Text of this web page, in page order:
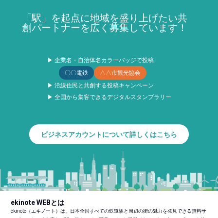
「駅」を起点に地域を盛り上げたい共
創パートナーを広く募集しています！
▶ 企業名・自治体名カラーバッジで投稿
〇〇電鉄
△△市観光協会
▶ 沿線住民と共創する投稿キャンペーン
▶ 全国から集客できるデジタルスタンプラリー
ビジネスアカウントについて詳しくはこちら
ekinote WEBとは
ekinote（エキノート）は、日本全国すべての鉄道駅と周辺の街の魅力を発見できる無料サ